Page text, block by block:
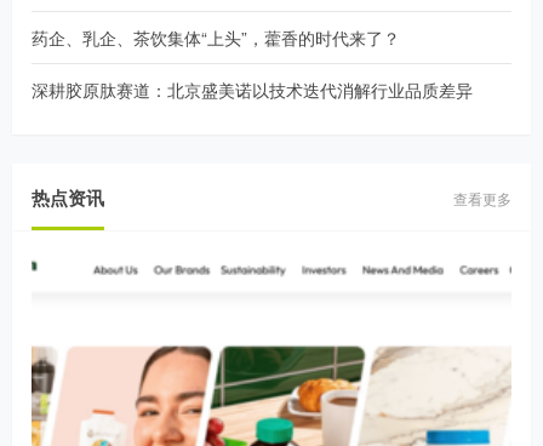
药企、乳企、茶饮集体“上头”，藿香的时代来了？
深耕胶原肽赛道：北京盛美诺以技术迭代消解行业品质差异
热点资讯 查看更多